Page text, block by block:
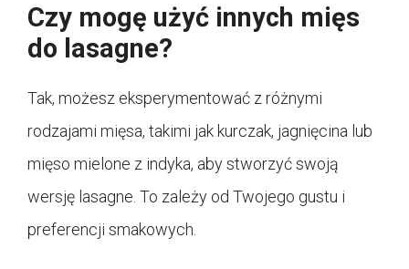
Czy mogę użyć innych mięs
do lasagne?
Tak, możesz eksperymentować z różnymi
rodzajami mięsa, takimi jak kurczak, jagnięcina lub
mięso mielone z indyka, aby stworzyć swoją
wersję lasagne. To zależy od Twojego gustu i
preferencji smakowych.